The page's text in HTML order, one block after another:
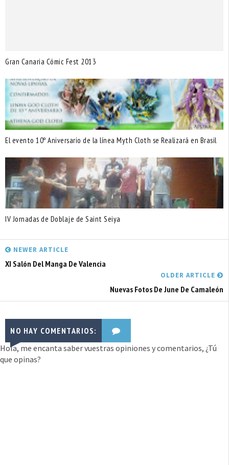
Gran Canaria Cómic Fest 2013
El evento 10º Aniversario de la línea Myth Cloth se Realizará en Brasil
IV Jornadas de Doblaje de Saint Seiya
NEWER ARTICLE
XI Salón Del Manga De Valencia
OLDER ARTICLE
Nuevas Fotos De June De Camaleón
NO HAY COMENTARIOS:
Hola, me encanta saber vuestras opiniones y comentarios, ¿Tú
que opinas?